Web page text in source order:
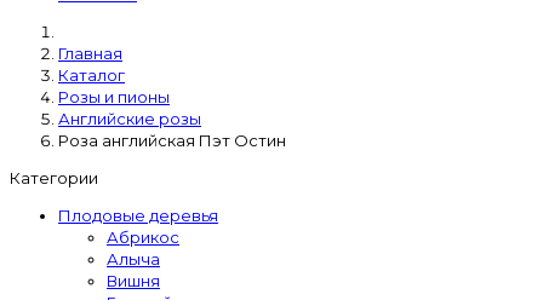
Главная
Каталог
Розы и пионы
Английские розы
Роза английская Пэт Остин
Категории
Плодовые деревья
Абрикос
Алыча
Вишня